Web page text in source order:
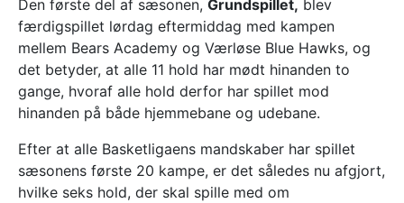
Den første del af sæsonen, Grundspillet, blev
færdigspillet lørdag eftermiddag med kampen
mellem Bears Academy og Værløse Blue Hawks, og
det betyder, at alle 11 hold har mødt hinanden to
gange, hvoraf alle hold derfor har spillet mod
hinanden på både hjemmebane og udebane.
Efter at alle Basketligaens mandskaber har spillet
sæsonens første 20 kampe, er det således nu afgjort,
hvilke seks hold, der skal spille med om